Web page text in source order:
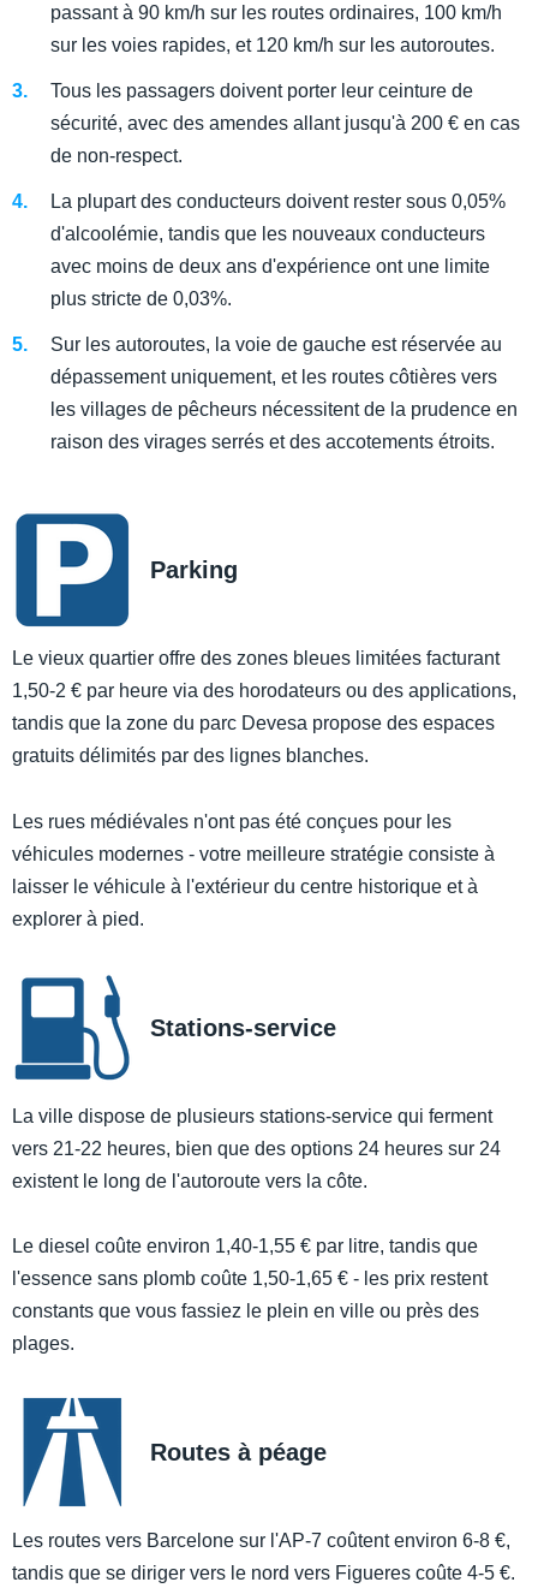
passant à 90 km/h sur les routes ordinaires, 100 km/h
sur les voies rapides, et 120 km/h sur les autoroutes.
Tous les passagers doivent porter leur ceinture de
sécurité, avec des amendes allant jusqu'à 200 € en cas
de non-respect.
La plupart des conducteurs doivent rester sous 0,05%
d'alcoolémie, tandis que les nouveaux conducteurs
avec moins de deux ans d'expérience ont une limite
plus stricte de 0,03%.
Sur les autoroutes, la voie de gauche est réservée au
dépassement uniquement, et les routes côtières vers
les villages de pêcheurs nécessitent de la prudence en
raison des virages serrés et des accotements étroits.
Parking
Le vieux quartier offre des zones bleues limitées facturant
1,50-2 € par heure via des horodateurs ou des applications,
tandis que la zone du parc Devesa propose des espaces
gratuits délimités par des lignes blanches.
Les rues médiévales n'ont pas été conçues pour les
véhicules modernes - votre meilleure stratégie consiste à
laisser le véhicule à l'extérieur du centre historique et à
explorer à pied.
Stations-service
La ville dispose de plusieurs stations-service qui ferment
vers 21-22 heures, bien que des options 24 heures sur 24
existent le long de l'autoroute vers la côte.
Le diesel coûte environ 1,40-1,55 € par litre, tandis que
l'essence sans plomb coûte 1,50-1,65 € - les prix restent
constants que vous fassiez le plein en ville ou près des
plages.
Routes à péage
Les routes vers Barcelone sur l'AP-7 coûtent environ 6-8 €,
tandis que se diriger vers le nord vers Figueres coûte 4-5 €.